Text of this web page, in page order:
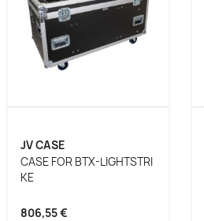
JV CASE
CASE FOR BTX-LIGHTSTRI
KE
806,55 €